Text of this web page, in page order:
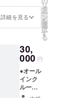
を開始
いただ
きます
※ご予約
時の
キャン
セリポ
リシー
は「前
ラー)付
日だけ
でなく
前日の
ご利用
も可
能。 ※
利用期
限は
題。温
泉入り
モバイ
ルバッ
付き。
専属コ
ンシェ
チケッ
ト（通
価格：2
60000
円〜）
です。
地元の
素材を
ふんだ
１泊２
日宿泊
券（ペ
ア）
オリジ
ナルモ
バイル
バッテ
リー ●
お礼の
メール
詳細を見る
リ
タ
ー
ン
を
選
択
す
る
30,
000 円
●オール
インク
ルーシ
ブ付き